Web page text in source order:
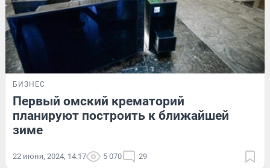
БИЗНЕС
Первый омский крематорий
планируют построить к ближайшей
зиме
22 июня, 2024, 14:17 5 070 29